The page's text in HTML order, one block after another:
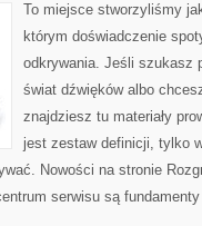
To miejsce stworzyliśmy
którym doświadczenie
odkrywania. Jeśli szukasz
świat dźwięków albo
znajdziesz tu materiały
jest zestaw definicji, tylko
Nowości na stronie
serwisu są